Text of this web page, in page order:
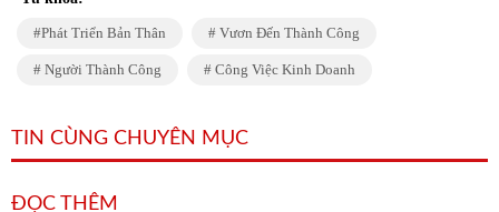
Phát Triển Bản Thân Vươn Đến Thành Công
Người Thành Công Công Việc Kinh Doanh
TIN CÙNG CHUYÊN MỤC
ĐỌC THÊM